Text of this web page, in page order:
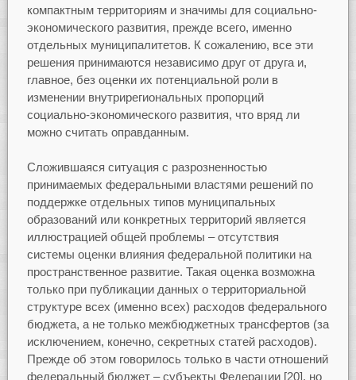
компактным территориям и значимы для социально-
экономического развития, прежде всего, именно
отдельных муниципалитетов. К сожалению, все эти
решения принимаются независимо друг от друга и,
главное, без оценки их потенциальной роли в
изменении внутрирегиональных пропорций
социально-экономического развития, что вряд ли
можно считать оправданным.
Сложившаяся ситуация с разрозненностью
принимаемых федеральными властями решений по
поддержке отдельных типов муниципальных
образований или конкретных территорий является
иллюстрацией общей проблемы – отсутствия
системы оценки влияния федеральной политики на
пространственное развитие. Такая оценка возможна
только при публикации данных о территориальной
структуре всех (именно всех) расходов федерального
бюджета, а не только межбюджетных трансфертов (за
исключением, конечно, секретных статей расходов).
Прежде об этом говорилось только в части отношений
федеральный бюджет – субъекты Федерации [20], но